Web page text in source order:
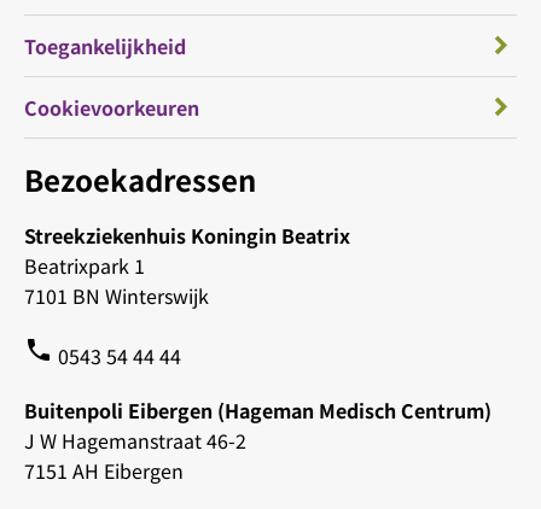
Bezoekadressen
Streekziekenhuis Koningin Beatrix
Beatrixpark 1
7101 BN Winterswijk
phone 0543 54 44 44
Buitenpoli Eibergen (Hageman Medisch Centrum)
J W Hagemanstraat 46-2
7151 AH Eibergen
Toegankelijkheid
Cookievoorkeuren